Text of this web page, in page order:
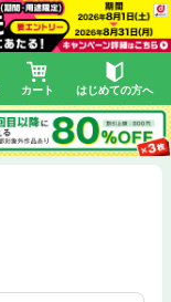
カート はじめての方へ